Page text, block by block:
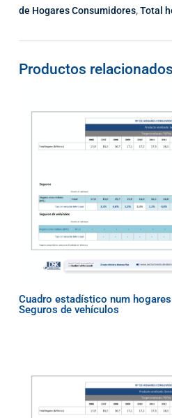
de Hogares Consumidores,Total
Productos relacionados
Cuadro estadístico num
Seguros de vehículos